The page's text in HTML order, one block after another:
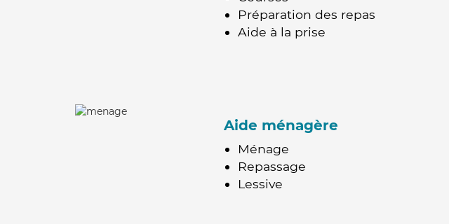
Préparation des repas
Aide à la prise
Aide ménagère
Ménage
Repassage
Lessive